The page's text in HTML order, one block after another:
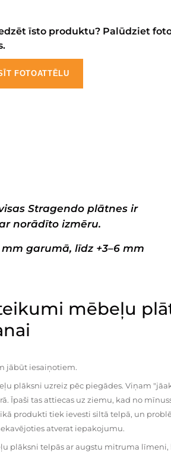
īsto produktu? Palūdziet
FOTOATTĒLU
Stragendo plātnes ir
norādīto izmēru.
mm garumā, līdz +3–6 mm
mēbeļu
jābūt iesaiņotiem.
plāksni uzreiz pēc piegādes. Viņam
Īpaši tas attiecas uz ziemu, kad no
produkti tiek ievesti siltā telpā, un
atverat iepakojumu.
plāksni telpās ar augstu mitruma līmeni,